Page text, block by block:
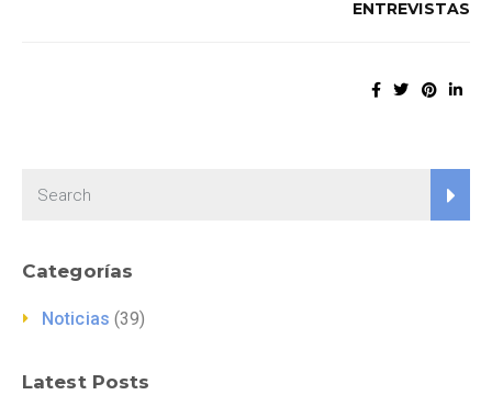
ENTREVISTAS
Categorías
Noticias (39)
Latest Posts